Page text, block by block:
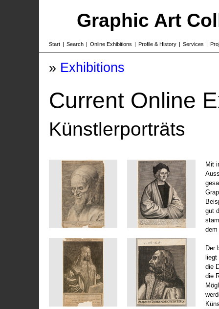
Graphic Art
Start | Search | Online Exhibitions | Profile & History | Services |
» Exhibitions
Current Online
Künstlerporträts
Mit
gut
dem
Der
die
die